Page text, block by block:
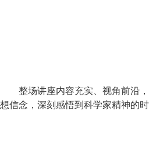
整场讲座内容充实、视角前沿
想信念，深刻感悟到科学家精神的时